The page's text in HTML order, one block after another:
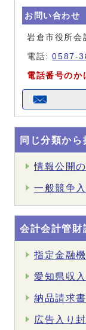
お問い合わせ
岩倉市役所会
電話:0587-
電話番号のか
同じ分類から
情報公開
一般競争
会計会計管財
指定金融
愛知県収
納品請求書
広告入り